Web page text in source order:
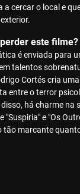
a cercar o local e
este filme?
é enviada para
talentos
Cortés cria
entre o terror
há charme na
"Suspiria" e "Os
tão marcante